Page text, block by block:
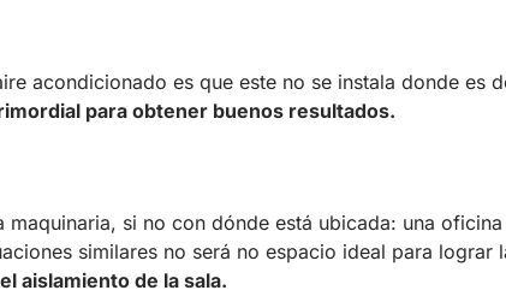
acondicionado es que este no se instala donde es
para obtener buenos resultados.
si no con dónde está ubicada: una
similares no será no espacio ideal para lograr
aislamiento de la sala.